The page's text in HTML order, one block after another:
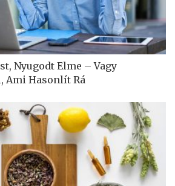
Nyugodt Elme – Vagy
Ami Hasonlít Rá